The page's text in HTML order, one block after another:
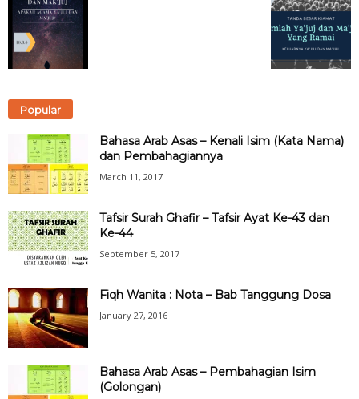
Popular
Bahasa Arab Asas – Kenali Isim (Kata Nama)
dan Pembahagiannya
March 11, 2017
Tafsir Surah Ghafir – Tafsir Ayat Ke-43 dan
Ke-44
September 5, 2017
Fiqh Wanita : Nota – Bab Tanggung Dosa
January 27, 2016
Bahasa Arab Asas – Pembahagian Isim
(Golongan)